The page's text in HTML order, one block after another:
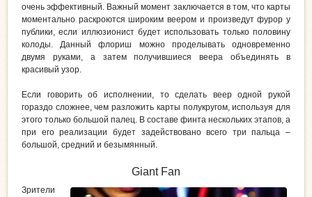
очень эффективный. Важный момент заключается в том, что карты
моментально раскроются широким веером и произведут фурор у
публики, если иллюзионист будет использовать только половину
колоды. Данный флориш можно проделывать одновременно
двумя руками, а затем получившиеся веера объединять в
красивый узор.
Если говорить об исполнении, то сделать веер одной рукой
гораздо сложнее, чем разложить карты полукругом, используя для
этого только большой палец. В составе финта нескольких этапов, а
при его реализации будет задействовано всего три пальца –
большой, средний и безымянный.
Giant Fan
Зрители